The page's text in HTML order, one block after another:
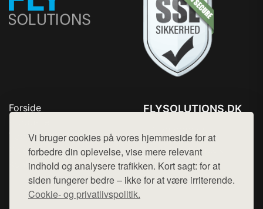
Vi bruger cookies på vores hjemmeside for at
forbedre din oplevelse, vise mere relevant
indhold og analysere trafikken. Kort sagt: for at
siden fungerer bedre – ikke for at være irriterende.
Cookie- og privatlivspolitik.
Forside
Top Rabatter
Blog
Kontakt
FLYSOLUTIONS.DK
Mail: hej@want.dk
Cookie- og privatlivspolitik